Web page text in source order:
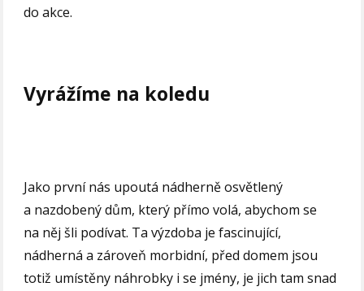
do akce.
Vyrážíme na koledu
Jako první nás upoutá nádherně osvětlený
a nazdobený dům, který přímo volá, abychom se
na něj šli podívat. Ta výzdoba je fascinující,
nádherná a zároveň morbidní, před domem jsou
totiž umístěny náhrobky i se jmény, je jich tam snad